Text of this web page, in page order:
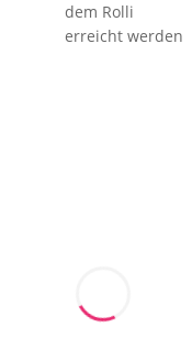
dem Rolli
erreicht werden